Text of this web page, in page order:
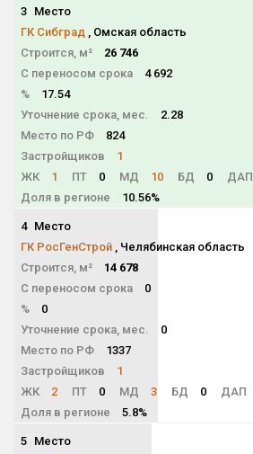
3 Место
ГК Сибград , Омская область
Строится, м²
26 746
С переносом срока
4 692
%
17.54
Уточнение срока, мес.
2.28
Место по РФ
824
Застройщиков
1
ЖК
1 ПТ 0 МД 10 БД 0 ДАП
Доля в регионе
10.56%
4 Место
ГК РосГенСтрой , Челябинская область
Строится, м²
14 678
С переносом срока
0
%
0
Уточнение срока, мес.
0
Место по РФ
1337
Застройщиков
1
ЖК
2 ПТ 0 МД 3 БД 0 ДАП
Доля в регионе
5.8%
5 Место